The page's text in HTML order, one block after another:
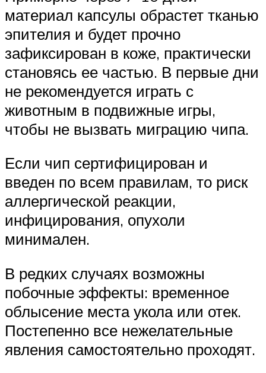
материал капсулы обрастет тканью
эпителия и будет прочно
зафиксирован в коже, практически
становясь ее частью. В первые дни
не рекомендуется играть с
животным в подвижные игры,
чтобы не вызвать миграцию чипа.
Если чип сертифицирован и
введен по всем правилам, то риск
аллергической реакции,
инфицирования, опухоли
минимален.
В редких случаях возможны
побочные эффекты: временное
облысение места укола или отек.
Постепенно все нежелательные
явления самостоятельно проходят.